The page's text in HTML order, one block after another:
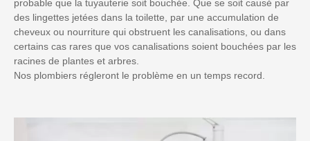
probable que la tuyauterie soit bouchée. Que se soit causé par
des lingettes jetées dans la toilette, par une accumulation de
cheveux ou nourriture qui obstruent les canalisations, ou dans
certains cas rares que vos canalisations soient bouchées par les
racines de plantes et arbres.
Nos plombiers régleront le problème en un temps record.